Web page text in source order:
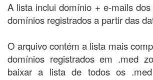
A lista inclui domínio + e-mails
domínios registrados a partir das
O arquivo contém a lista mais
domínios registrados em .med
baixar a lista de todos os